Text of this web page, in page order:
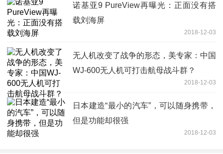
诺基亚9 PureView再曝光：正面没有搭
载刘海屏
2018-12-03
无人机改变了战争的形态，美专家：中国
WJ-600无人机可打击航母战斗群？
2018-12-03
日本建造“最小的汽车”，可以随身携带，
但是功能却很强
2018-12-03